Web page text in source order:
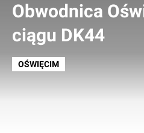
Obwodnica
ciągu DK44
OŚWIĘCIM